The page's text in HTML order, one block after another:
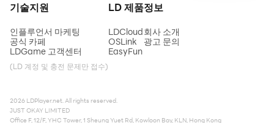
기술지원
인플루언서 마케팅
공식 카페
LDGame 고객센터
(LD 계정 및 충전 문제만 접수)
LD 제품
LDCloud
OSLink
EasyFun
정보
회사 소개
광고 문의
2026 LDPlayer.net. All rights reserved.
JUST OKAY LIMITED
Office F, 12/F, YHC Tower, 1 Sheung Yuet Rd, Kowloon Bay, KLN, Hong Kong